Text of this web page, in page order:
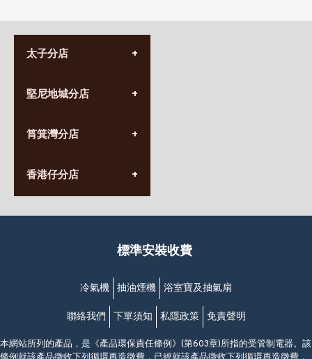
太子分店
營業時間:
九龍太子太子道西141號
堅尼地城分店
營業時間:
香港堅尼地城卑路乍街
(堅尼地城地鐵站B出口)
筲箕灣分店
營業時間:
(10:00am-20:30pm)
香港仔分店
營業時間:
香港香港仔成都道20-28號
(黃竹坑地鐵站轉4M專線小巴)
標準安裝收費
冷氣機 抽油煙機 浴室寶及抽氣扇
聯絡我們 下單須知 私隱政策 免責聲明
本網站所列的產品，是《產品環保責任條例》(第603章)所指的受管制電器。該